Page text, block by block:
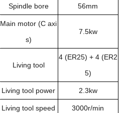
Spindle bore 56mm
Main motor (C axi
s)
7.5kw
Living tool
4 (ER25) + 4 (ER2
5)
Living tool power 2.3kw
Living tool speed 3000r/min